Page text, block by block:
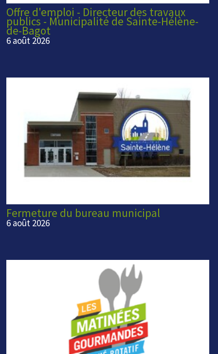
Offre d'emploi - Directeur des travaux
publics - Municipalité de Sainte-Hélène-
de-Bagot
6 août 2026
Fermeture du bureau municipal
6 août 2026